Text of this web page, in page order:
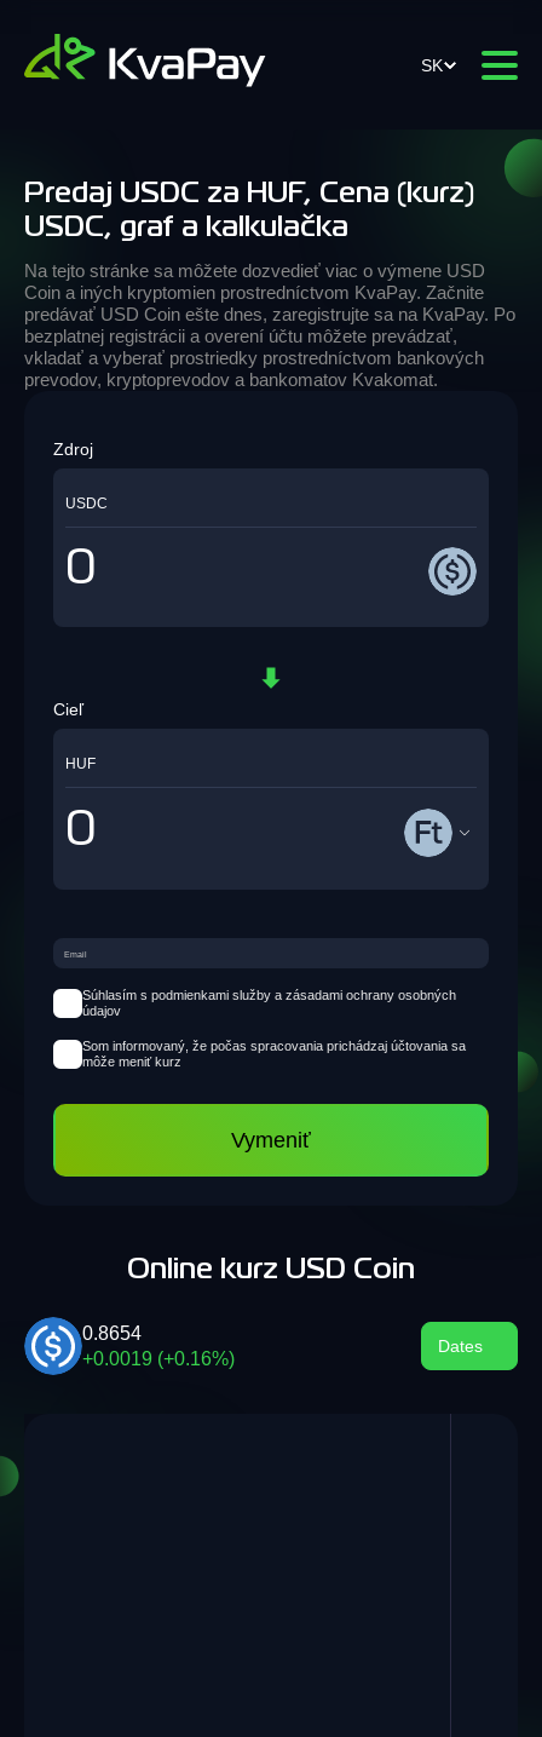
SK
Predaj USDC za HUF, Cena (kurz)
USDC, graf a kalkulačka
Na tejto stránke sa môžete dozvedieť viac o výmene USD
Coin a iných kryptomien prostredníctvom KvaPay. Začnite
predávať USD Coin ešte dnes, zaregistrujte sa na KvaPay. Po
bezplatnej registrácii a overení účtu môžete prevádzať,
vkladať a vyberať prostriedky prostredníctvom bankových
prevodov, kryptoprevodov a bankomatov Kvakomat.
Zdroj
USDC
Cieľ
HUF
Súhlasím s podmienkami služby a zásadami ochrany osobných
údajov
Som informovaný, že počas spracovania prichádzaj účtovania sa
môže meniť kurz
Vymeniť
Online kurz USD Coin
0.8654
+0.0019 (+0.16%)
Dates